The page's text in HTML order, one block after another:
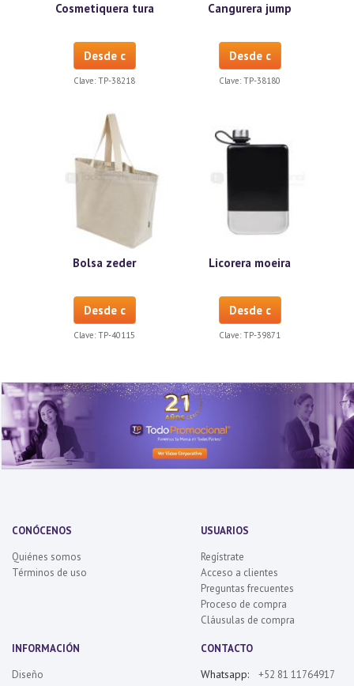
Cosmetiquera tura
Desde c
Clave: TP-38218
Cangurera jump
Desde c
Clave: TP-38180
Bolsa zeder
Desde c
Clave: TP-40115
Licorera moeira
Desde c
Clave: TP-39871
CONÓCENOS
Quiénes somos
Términos de uso
USUARIOS
Regístrate
Acceso a clientes
Preguntas frecuentes
Proceso de compra
Cláusulas de compra
INFORMACIÓN
Diseño
CONTACTO
Whatsapp: +52 81 11764917